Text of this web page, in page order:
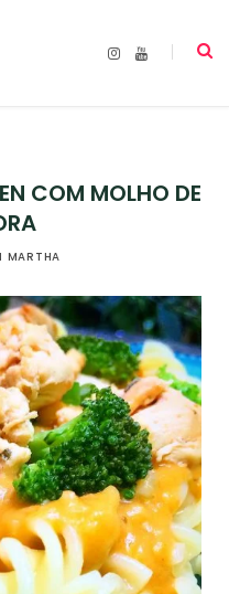
I
Y
COM MOLHO DE
MARTHA